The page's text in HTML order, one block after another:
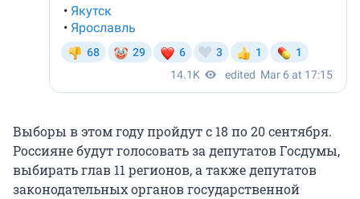
Выборы в этом году пройдут с 18 по 20 сентября.
Россияне будут голосовать за депутатов Госдумы,
выбирать глав 11 регионов, а также депутатов
законодательных органов государственной